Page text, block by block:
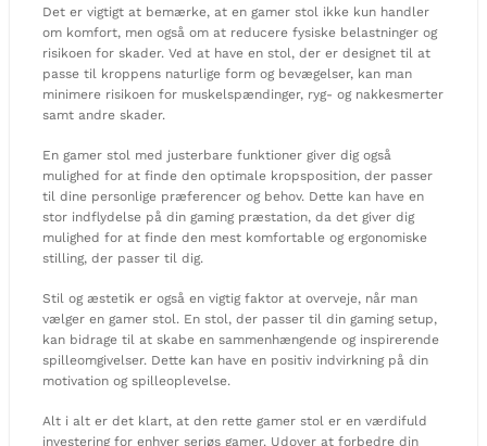
Det er vigtigt at bemærke, at en gamer stol ikke kun handler
om komfort, men også om at reducere fysiske belastninger og
risikoen for skader. Ved at have en stol, der er designet til at
passe til kroppens naturlige form og bevægelser, kan man
minimere risikoen for muskelspændinger, ryg- og nakkesmerter
samt andre skader.
En gamer stol med justerbare funktioner giver dig også
mulighed for at finde den optimale kropsposition, der passer
til dine personlige præferencer og behov. Dette kan have en
stor indflydelse på din gaming præstation, da det giver dig
mulighed for at finde den mest komfortable og ergonomiske
stilling, der passer til dig.
Stil og æstetik er også en vigtig faktor at overveje, når man
vælger en gamer stol. En stol, der passer til din gaming setup,
kan bidrage til at skabe en sammenhængende og inspirerende
spilleomgivelser. Dette kan have en positiv indvirkning på din
motivation og spilleoplevelse.
Alt i alt er det klart, at den rette gamer stol er en værdifuld
investering for enhver seriøs gamer. Udover at forbedre din